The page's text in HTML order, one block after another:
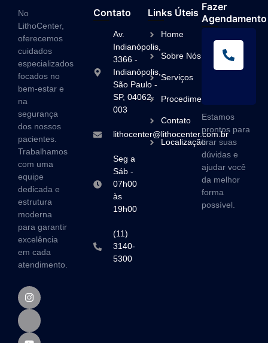
No
LithoCenter,
oferecemos
cuidados
especializados
focados no
bem-estar e
na
segurança
dos nossos
pacientes.
Trabalhamos
com uma
equipe
dedicada e
estrutura
moderna
para garantir
excelência
em cada
atendimento.
Contato
Av.
Indianópolis,
3366 -
Indianópolis,
São Paulo -
SP, 04062-
003
lithocenter@lithocenter.com.br
Seg a
Sáb -
07h00
às
19h00
(11)
3140-
5300
Links Úteis
Home
Sobre Nós
Serviços
Procedimentos
Contato
Localização
Fazer
Agendamento
Estamos
prontos para
tirar suas
dúvidas e
ajudar você
da melhor
forma
possível.